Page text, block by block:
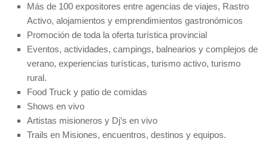
Más de 100 expositores entre agencias de viajes, Rastro
Activo, alojamientos y emprendimientos gastronómicos
Promoción de toda la oferta turística provincial
Eventos, actividades, campings, balnearios y complejos de
verano, experiencias turísticas, turismo activo, turismo
rural.
Food Truck y patio de comidas
Shows en vivo
Artistas misioneros y Dj’s en vivo
Trails en Misiones, encuentros, destinos y equipos.